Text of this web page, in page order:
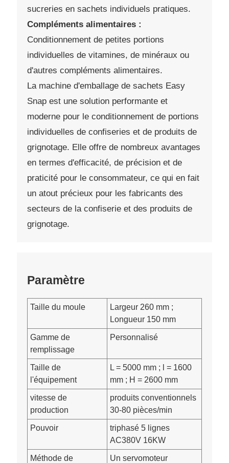
sucreries en sachets individuels pratiques.
Compléments alimentaires :
Conditionnement de petites portions
individuelles de vitamines, de minéraux ou
d'autres compléments alimentaires.
La machine d'emballage de sachets Easy
Snap est une solution performante et
moderne pour le conditionnement de portions
individuelles de confiseries et de produits de
grignotage. Elle offre de nombreux avantages
en termes d'efficacité, de précision et de
praticité pour le consommateur, ce qui en fait
un atout précieux pour les fabricants des
secteurs de la confiserie et des produits de
grignotage.
Paramètre
Taille du moule
Largeur 260 mm ;
Longueur 150 mm
Gamme de
remplissage
Personnalisé
Taille de
l'équipement
L = 5000 mm ; l = 1600
mm ; H = 2600 mm
vitesse de
production
produits conventionnels
30-80 pièces/min
Pouvoir
triphasé 5 lignes
AC380V 16KW
Méthode de
Un servomoteur